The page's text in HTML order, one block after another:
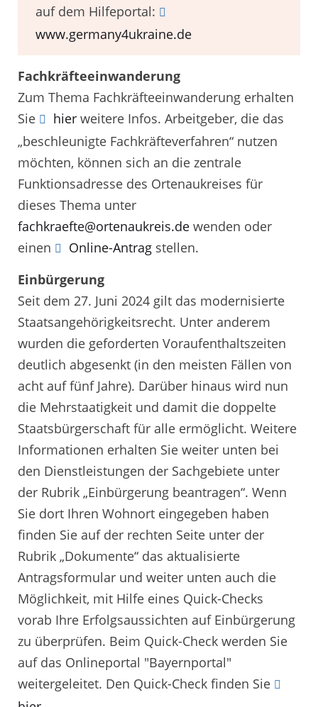
auf dem Hilfeportal:
www.germany4ukraine.de
Fachkräfteeinwanderung
Zum Thema Fachkräfteeinwanderung erhalten
Sie
hier weitere Infos. Arbeitgeber, die das
„beschleunigte Fachkräfteverfahren“ nutzen
möchten, können sich an die zentrale
Funktionsadresse des Ortenaukreises für
dieses Thema unter
fachkraefte@ortenaukreis.de wenden oder
einen
Online-Antrag stellen.
Einbürgerung
Seit dem 27. Juni 2024 gilt das modernisierte
Staatsangehörigkeitsrecht. Unter anderem
wurden die geforderten Voraufenthaltszeiten
deutlich abgesenkt (in den meisten Fällen von
acht auf fünf Jahre). Darüber hinaus wird nun
die Mehrstaatigkeit und damit die doppelte
Staatsbürgerschaft für alle ermöglicht. Weitere
Informationen erhalten Sie weiter unten bei
den Dienstleistungen der Sachgebiete unter
der Rubrik „Einbürgerung beantragen“. Wenn
Sie dort Ihren Wohnort eingegeben haben
finden Sie auf der rechten Seite unter der
Rubrik „Dokumente“ das aktualisierte
Antragsformular und weiter unten auch die
Möglichkeit, mit Hilfe eines Quick-Checks
vorab Ihre Erfolgsaussichten auf Einbürgerung
zu überprüfen. Beim Quick-Check werden Sie
auf das Onlineportal "Bayernportal"
weitergeleitet. Den Quick-Check finden Sie